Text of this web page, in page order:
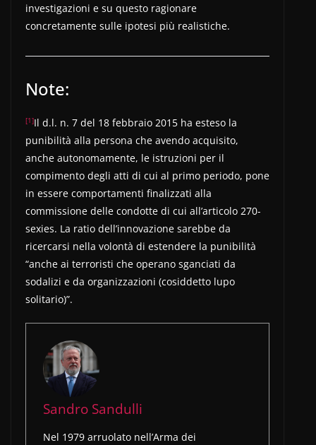
investigazioni e su questo ragionare
concretamente sulle ipotesi più realistiche.
Note:
[1]Il d.l. n. 7 del 18 febbraio 2015 ha esteso la
punibilità alla persona che avendo acquisito,
anche autonomamente, le istruzioni per il
compimento degli atti di cui al primo periodo, pone
in essere comportamenti finalizzati alla
commissione delle condotte di cui all’articolo 270-
sexies. La ratio dell’innovazione sarebbe da
ricercarsi nella volontà di estendere la punibilità
“anche ai terroristi che operano sganciati da
sodalizi e da organizzazioni (cosiddetto lupo
solitario)”.
Sandro Sandulli
Nel 1979 arruolato nell’Arma dei